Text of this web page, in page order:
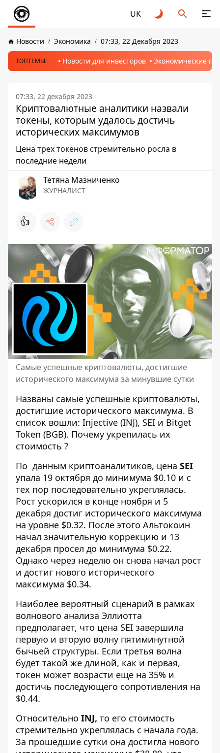
UK
Новости Экономика 07:33, 22 Декабря 2023
ТОПТЕМЫ: Новости для инвесторов Экономические
07:33, 22 декабря 2023
Криптовалютные аналитики назвали
токены, которым удалось достичь
исторических максимумов
Цена трех токенов стремительно росла в
последние недели
Тетяна Мазниченко
ЖУРНАЛИСТ
👍
Самые успешные криптовалюты, достигшие
исторического максимума за минувшие сутки
Названы самые успешные криптовалюты,
достигшие исторического максимума. В
список вошли: Injective (INJ), SEI и Bitget
Token (BGB). Почему укрепилась их
стоимость ?
По данным криптоаналитиков, цена SEI
упала 19 октября до минимума $0.10 и с
тех пор последовательно укреплялась.
Рост ускорился в конце ноября и 5
декабря достиг исторического максимума
на уровне $0.32. После этого Альтокоин
начал значительную коррекцию и 13
декабря просел до минимума $0.22.
Однако через неделю он снова начал рост
и достиг нового исторического
максимума $0.34.
Наиболее вероятный сценарий в рамках
волнового анализа Эллиотта
предполагает, что цена SEI завершила
первую и вторую волну пятиминутной
бычьей структуры. Если третья волна
будет такой же длиной, как и первая,
токен может возрасти еще на 35% и
достичь последующего сопротивления на
$0.44.
Относительно INJ, то его стоимость
стремительно укреплялась с начала года.
За прошедшие сутки она достигла нового